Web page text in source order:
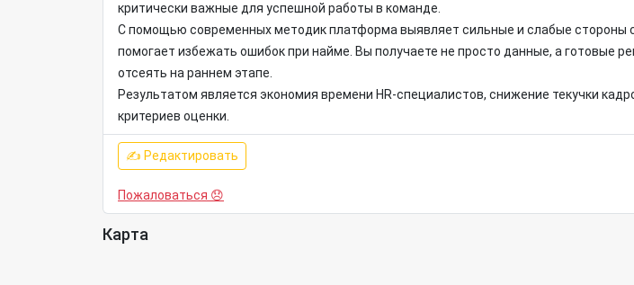
критически важные для успешной работы в команде.
С помощью современных методик платформа выявляет сильные и слабые стороны
помогает избежать ошибок при найме. Вы получаете не просто данные, а готовые
отсеять на раннем этапе.
Результатом является экономия времени HR-специалистов, снижение текучки
критериев оценки.
✍ Редактировать
Пожаловаться 😞
Карта